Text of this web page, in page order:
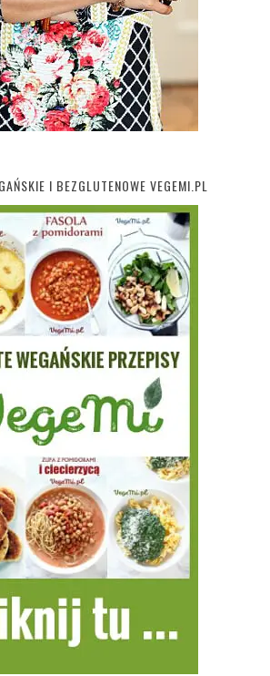
I BEZGLUTENOWE VEGEMI.PL